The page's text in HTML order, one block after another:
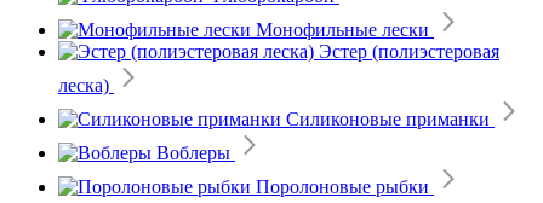
Монофильные лески
Эстер (полиэстеровая
леска)
Силиконовые приманки
Воблеры
Поролоновые рыбки